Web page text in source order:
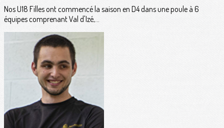
Nos U18 Filles ont commencé la saison en D4 dans une poule à 6
équipes comprenant Val d'Izé,...